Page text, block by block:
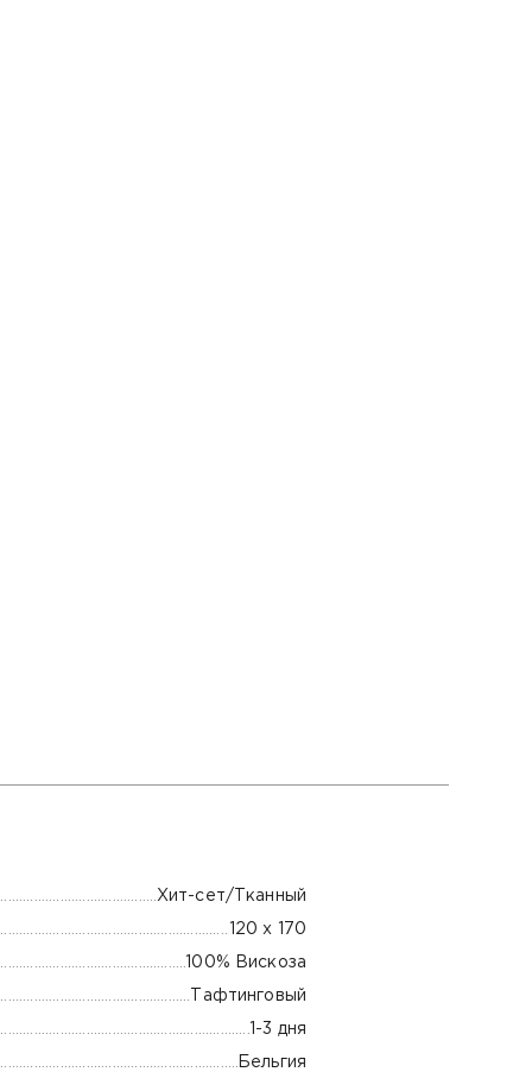
Хит-сет/Тканный
120 х 170
100% Вискоза
Тафтинговый
1-3 дня
Бельгия